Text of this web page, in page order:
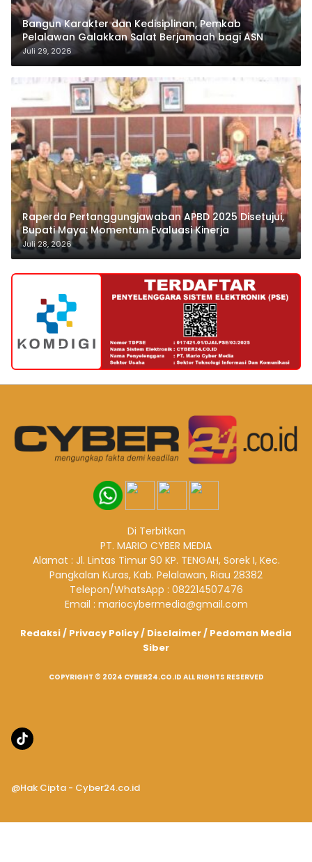
Bangun Karakter dan Kedisiplinan, Pemkab
Pelalawan Galakkan Salat Berjamaah bagi ASN
Juli 29, 2026
Raperda Pertanggungjawaban APBD 2025 Disetujui,
Bupati Maya: Momentum Evaluasi Kinerja
Juli 28, 2026
Di Terbitkan
PT. MARIO CYBER MEDIA
Alamat : Jl. Lintas Timur 90 KP. TENGAH, Sorek I, Kec.
Pangkalan Kuras, Kab. Pelalawan, Riau 28382
Telepon/WhatsApp : 082214507476
Email : mariocybermedia@gmail.com
Redaksi/ Privacy Policy/ Disclaimer/ Pedoman Media
Siber
COPYRIGHT © 2024 CYBER24.CO.ID ALL RIGHTS RESERVED
@Hak Cipta - Cyber24.co.id